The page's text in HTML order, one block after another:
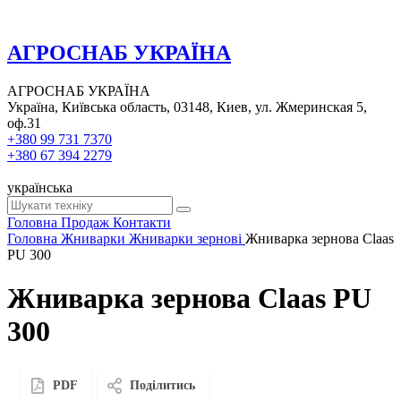
АГРОСНАБ УКРАЇНА
АГРОСНАБ УКРАЇНА
Україна, Київська область, 03148, Киев, ул. Жмеринская 5,
оф.31
+380 99 731 7370
+380 67 394 2279
українська
Головна Продаж Контакти
Головна Жниварки Жниварки зернові Жниварка зернова Claas
PU 300
Жниварка зернова Claas PU
300
PDF Поділитись